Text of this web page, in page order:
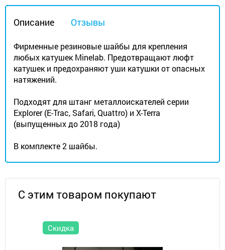
Описание Отзывы
Фирменные резиновые шайбы для крепления
любых катушек Minelab. Предотвращают люфт
катушек и предохраняют уши катушки от опасных
натяжений.
Подходят для штанг металлоискателей серии
Explorer (E-Trac, Safari, Quattro) и X-Terra
(выпущенных до 2018 года)
В комплекте 2 шайбы.
С этим товаром покупают
Скидка